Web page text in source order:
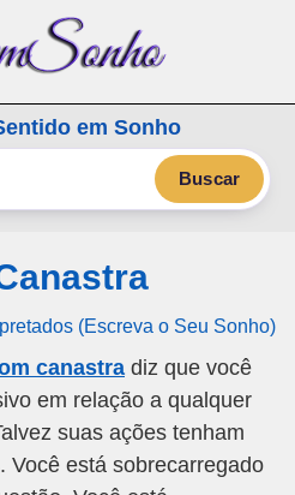
mais em Sonho
Buscar
(Escreva o Seu Sonho)
canastra diz que você
em relação a qualquer
suas ações tenham
Você está sobrecarregado